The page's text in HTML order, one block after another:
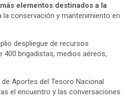
elementos destinados a la
conservación y mantenimiento en
despliegue de recursos
400 brigadistas, medios aéreos,
Aportes del Tesoro Nacional
el encuentro y las conversaciones